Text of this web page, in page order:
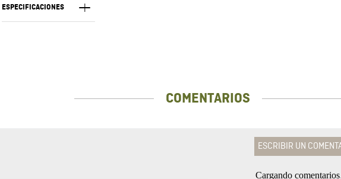
ESPECIFICACIONES
COMENTARIOS
ESCRIBIR UN
Cargando